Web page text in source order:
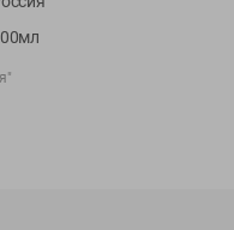
копченые